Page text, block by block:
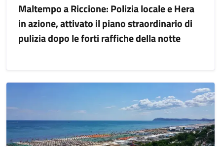
Maltempo a Riccione: Polizia locale e Hera
in azione, attivato il piano straordinario di
pulizia dopo le forti raffiche della notte